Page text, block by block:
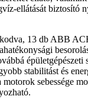
ellátását biztosító
13 db ABB
épületgépészeti
stabilitást és
sebessége